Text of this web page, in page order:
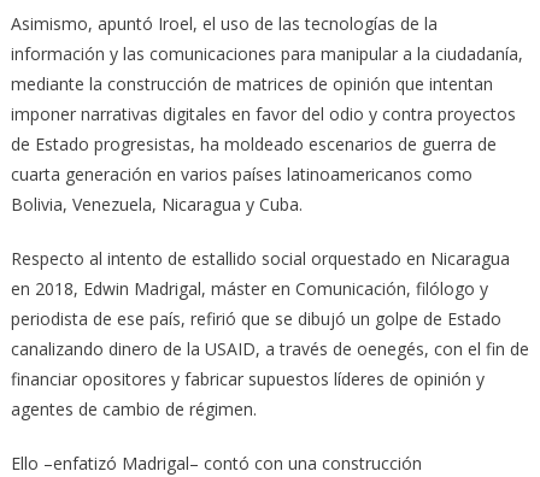
Asimismo, apuntó Iroel, el uso de las tecnologías de la
información y las comunicaciones para manipular a la ciudadanía,
mediante la construcción de matrices de opinión que intentan
imponer narrativas digitales en favor del odio y contra proyectos
de Estado progresistas, ha moldeado escenarios de guerra de
cuarta generación en varios países latinoamericanos como
Bolivia, Venezuela, Nicaragua y Cuba.
Respecto al intento de estallido social orquestado en Nicaragua
en 2018, Edwin Madrigal, máster en Comunicación, filólogo y
periodista de ese país, refirió que se dibujó un golpe de Estado
canalizando dinero de la USAID, a través de oenegés, con el fin de
financiar opositores y fabricar supuestos líderes de opinión y
agentes de cambio de régimen.
Ello –enfatizó Madrigal– contó con una construcción